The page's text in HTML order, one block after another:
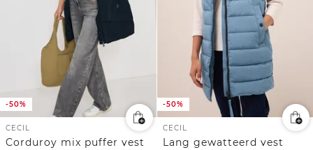
-50%
CECIL
Corduroy mix puffer vest
-50%
CECIL
Lang gewatteerd vest